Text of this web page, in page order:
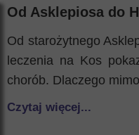
Od Asklepiosa do
Od starożytnego
leczenia na Kos
chorób. Dlaczego
Czytaj więcej...